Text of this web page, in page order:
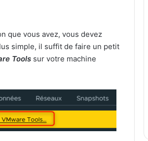
que vous avez, vous devez
simple, il suffit de faire un petit
Tools sur votre machine